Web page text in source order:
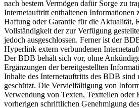
nach bestem Vermögen dafür Sorge zu
Internetauftritt enthaltenen Informationen
Haftung oder Garantie für die Aktualität,
Vollständigkeit der zur Verfügung
jedoch ausgeschlossen. Ferner ist der
Hyperlink extern verbundenen
Der BDB behält sich vor, ohne
Ergänzungen der bereitgestellten
Inhalte des Internetauftritts des BDB sind
geschützt. Die Vervielfältigung von
Verwendung von Texten, Textteilen oder
vorherigen schriftlichen Genehmigung